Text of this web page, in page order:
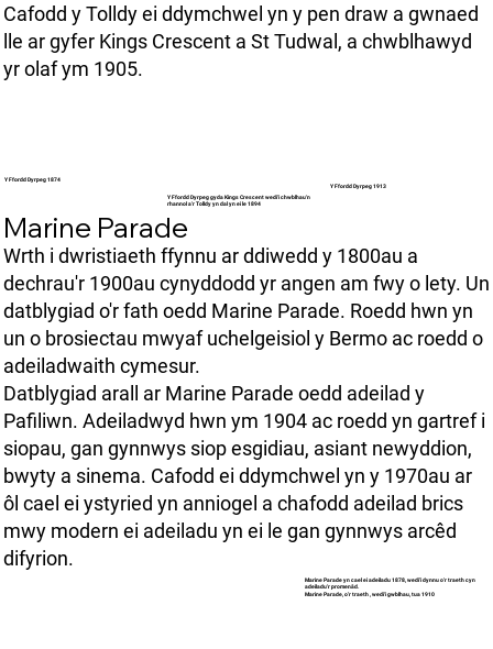
Cafodd y Tolldy ei ddymchwel yn y pen draw a gwnaed
lle ar gyfer Kings Crescent a St Tudwal, a chwblhawyd
yr olaf ym 1905.
Y Ffordd Dyrpeg 1874
Y Ffordd Dyrpeg gyda Kings Crescent wedi'i chwblhau'n
rhannol a'r Tolldy yn dal yn ei le 1894
Y Ffordd Dyrpeg 1913
Marine Parade
Wrth i dwristiaeth ffynnu ar ddiwedd y 1800au a
dechrau'r 1900au cynyddodd yr angen am fwy o lety. Un
datblygiad o'r fath oedd Marine Parade. Roedd hwn yn
un o brosiectau mwyaf uchelgeisiol y Bermo ac roedd o
adeiladwaith cymesur.
Datblygiad arall ar Marine Parade oedd adeilad y
Pafiliwn. Adeiladwyd hwn ym 1904 ac roedd yn gartref i
siopau, gan gynnwys siop esgidiau, asiant newyddion,
bwyty a sinema. Cafodd ei ddymchwel yn y 1970au ar
ôl cael ei ystyried yn anniogel a chafodd adeilad brics
mwy modern ei adeiladu yn ei le gan gynnwys arcêd
difyrion.
Marine Parade yn cael ei adeiladu 1878, wedi’i dynnu o'r traeth cyn
adeiladu'r promenâd.
Marine Parade, o’r traeth , wedi'i gwblhau, tua 1910